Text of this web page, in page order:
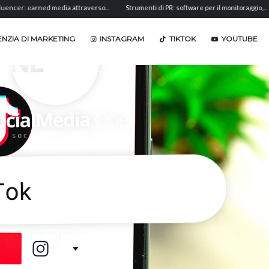
media attraverso... Strumenti di PR: software per il monitoraggio,...
DI MARKETING INSTAGRAM TIKTOK YOUTUBE